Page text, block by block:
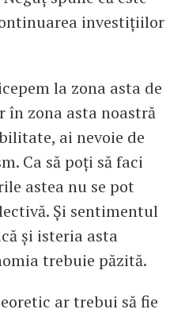
investițiilor
la zona asta de
în zona asta noastră
ai nevoie de
Ca să poți să faci
astea nu se pot
Și sentimentul
și isteria asta
trebuie păzită.
ar trebui să fie